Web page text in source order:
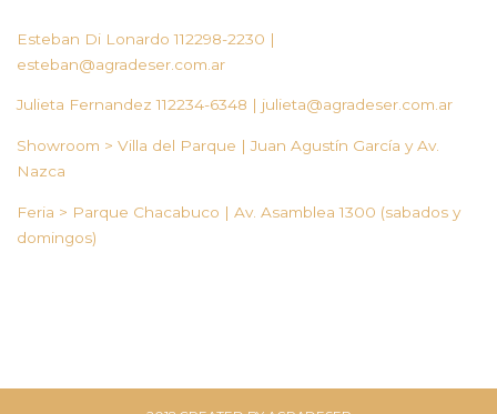
Esteban Di Lonardo 112298-2230 |
esteban@agradeser.com.ar
Julieta Fernandez 112234-6348 | julieta@agradeser.com.ar
Showroom > Villa del Parque | Juan Agustín García y Av.
Nazca
Feria > Parque Chacabuco | Av. Asamblea 1300 (sabados y
domingos)